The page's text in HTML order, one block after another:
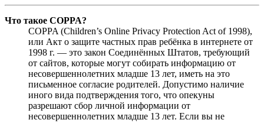
Что такое COPPA?
COPPA (Children’s Online Privacy Protection Act of 1998),
или Акт о защите частных прав ребёнка в интернете от
1998 г. — это закон Соединённых Штатов, требующий
от сайтов, которые могут собирать информацию от
несовершеннолетних младше 13 лет, иметь на это
письменное согласие родителей. Допустимо наличие
иного вида подтверждения того, что опекуны
разрешают сбор личной информации от
несовершеннолетних младше 13 лет. Если вы не